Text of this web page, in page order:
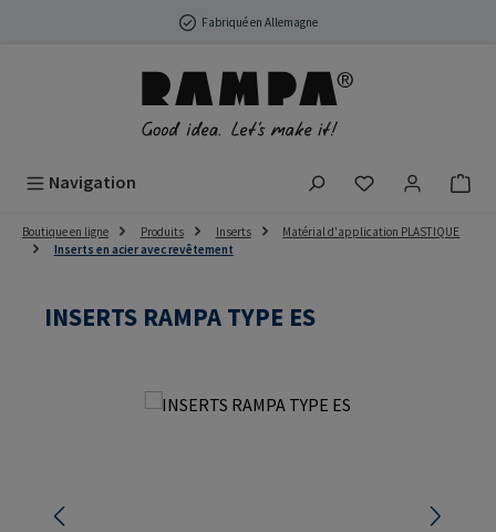
Passer au contenu principalFabriqué en Allemagne
Navigation Vous avez 0
Boutique en ligne Produits Inserts
Matérial d'application PLASTIQUE
Inserts en acier avec revêtement
INSERTS RAMPA TYPE ES
Ignorer la galerie d'images